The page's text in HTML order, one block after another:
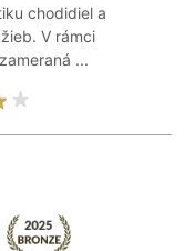
chodidiel a
V rámci
...